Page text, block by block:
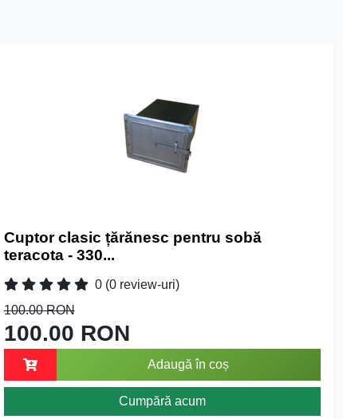
Cuptor clasic țărănesc pentru sobă
teracota - 330...
0 (0 review-uri)
100.00 RON
100.00 RON
Adaugă în coș
Cumpără acum